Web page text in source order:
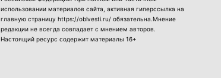
использовании материалов сайта, активная гиперссылка на
главную страницу https://oblvesti.ru/ обязательна.Мнение
редакции не всегда совпадает с мнением авторов.
Настоящий ресурс содержит материалы 16+